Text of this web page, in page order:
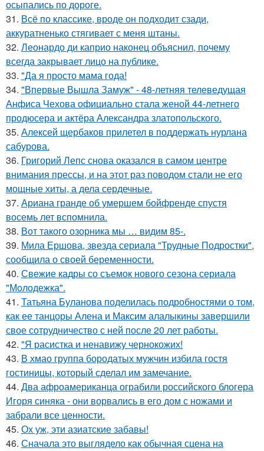
осыпались по дороге.
31. Всё по классике, вроде он подходит сзади,
аккуратненько стягивает с меня штаны.
32. Леонардо ди каприо наконец объяснил, почему
всегда закрывает лицо на публике.
33. "Да я просто мама года!
34. "Впервые Вышла Замуж" - 48-летняя телеведущая
Анфиса Чехова официально стала женой 44-летнего
продюсера и актёра Александра златопольского.
35. Алексей щербаков прилетел в поддержать нурлана
сабурова.
36. Григорий Лепс снова оказался в самом центре
внимания прессы, и на этот раз поводом стали не его
мощные хиты, а дела сердечные.
37. Ариана гранде об умершем бойфренде спустя
восемь лет вспомнила.
38. Вот такого озорника мы … видим 85-.
39. Мила Ершова, звезда сериала "Трудные Подростки",
сообщила о своей беременности.
40. Свежие кадры со съемок нового сезона сериала
"Молодежка".
41. Татьяна Буланова поделилась подробностями о том,
как ее танцоры Алена и Максим алалыкины завершили
свое сотрудничество с ней после 20 лет работы.
42. "Я расистка и ненавижу чернокожих!
43. В хмао группа бородатых мужчин избила гостя
гостиницы, который сделал им замечание.
44. Два афроамериканца ограбили российского блогера
Игоря синяка - они ворвались в его дом с ножами и
забрали все ценности.
45. Ох уж, эти азиатские забавы!
46. Сначала это выглядело как обычная сцена на